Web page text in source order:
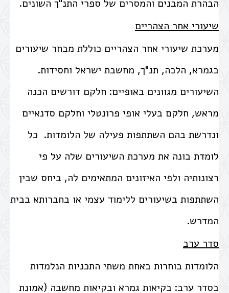
הבהרת המבנים והמסרים של ספרי התנ"ך השונים.
שיעורי אחר הצהריים
מערכת שיעורי אחר הצהריים כוללת מבחר שיעורים
בגמרא, הלכה, תנ"ך, מחשבת ישראל וחסידות.
השיעורים מגוונים באופיים: חלקם דורשים הכנה
מראש, חלקם בעלי אופי פרונטלי וחלקם סדנאיים
ונדרשת בהם השתתפות פעילה של הלומדות. כל
לומדת בונה את מערכת השיעורים שלה על פי
רצונותיה ולפי האיזונים המתאימים לה, ביחס שבין
השתתפות בשיעורים ללימוד עצמי או בחברותא בבית
המדרש.
סדר ערב
הלומדות בוחרות באחת משתי התכניות הנלמדות
בסדר ערב: בקיאות גמרא ובקיאות מחשבה (אמונת